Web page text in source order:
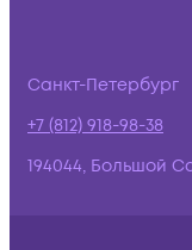
Санкт-Петербург
+7 (812) 918-98-38
194044, Большой